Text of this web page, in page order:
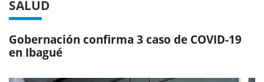
SALUD
Gobernación confirma 3 caso de COVID-19
en Ibagué